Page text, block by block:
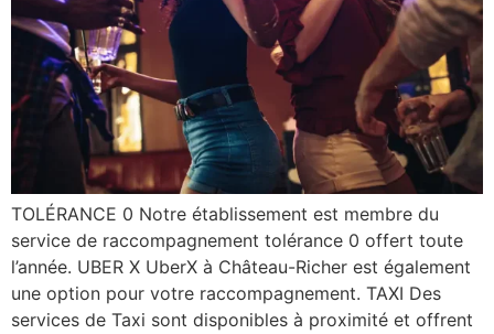
TOLÉRANCE 0 Notre établissement est membre du
service de raccompagnement tolérance 0 offert toute
l’année. UBER X UberX à Château-Richer est également
une option pour votre raccompagnement. TAXI Des
services de Taxi sont disponibles à proximité et offrent